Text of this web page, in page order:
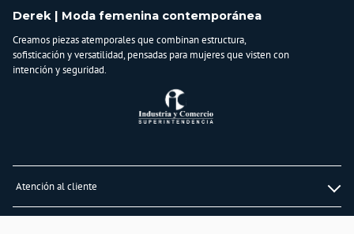
Algodón
97%, spandex
3%
Derek | Moda femenina contemporánea
Creamos piezas atemporales que combinan estructura,
sofisticación y versatilidad, pensadas para mujeres que visten con
intención y seguridad.
Atención al cliente